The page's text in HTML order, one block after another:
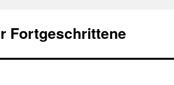
Fortgeschrittene